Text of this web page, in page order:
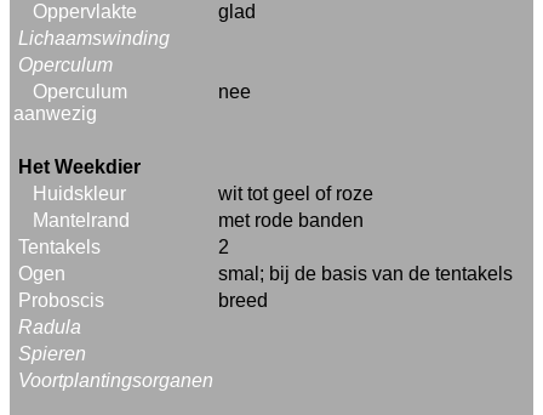
Oppervlakte
glad
Lichaamswinding
Operculum
Operculum
aanwezig
nee
Het Weekdier
Huidskleur
wit tot geel of roze
Mantelrand
met rode banden
Tentakels
2
Ogen
smal; bij de basis van de tentakels
Proboscis
breed
Radula
Spieren
Voortplantingsorganen